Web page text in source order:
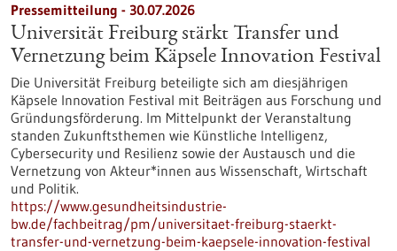
Pressemitteilung - 30.07.2026
Universität Freiburg stärkt Transfer und
Vernetzung beim Käpsele Innovation Festival
Die Universität Freiburg beteiligte sich am diesjährigen
Käpsele Innovation Festival mit Beiträgen aus Forschung und
Gründungsförderung. Im Mittelpunkt der Veranstaltung
standen Zukunftsthemen wie Künstliche Intelligenz,
Cybersecurity und Resilienz sowie der Austausch und die
Vernetzung von Akteur*innen aus Wissenschaft, Wirtschaft
und Politik.
https://www.gesundheitsindustrie-
bw.de/fachbeitrag/pm/universitaet-freiburg-staerkt-
transfer-und-vernetzung-beim-kaepsele-innovation-festival